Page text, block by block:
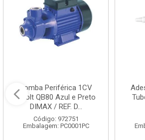
Bomba Periférica 1CV
Bivolt QB80 Azul e Preto
DIMAX / REF. D...
Código: 972751
Embalagem: PC0001PC